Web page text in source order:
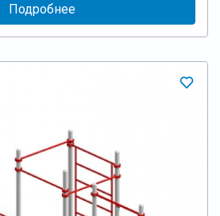
Подробнее